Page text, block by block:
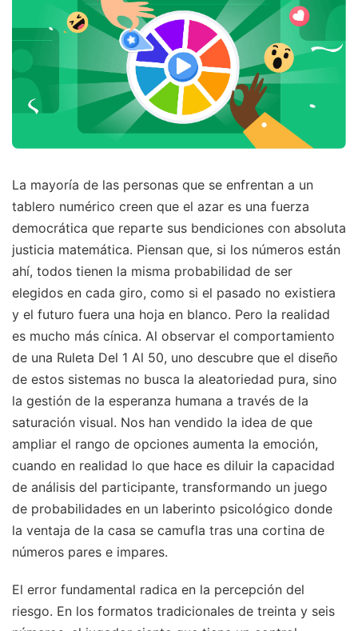
La mayoría de las personas que se enfrentan a un
tablero numérico creen que el azar es una fuerza
democrática que reparte sus bendiciones con absoluta
justicia matemática. Piensan que, si los números están
ahí, todos tienen la misma probabilidad de ser
elegidos en cada giro, como si el pasado no existiera
y el futuro fuera una hoja en blanco. Pero la realidad
es mucho más cínica. Al observar el comportamiento
de una Ruleta Del 1 Al 50, uno descubre que el diseño
de estos sistemas no busca la aleatoriedad pura, sino
la gestión de la esperanza humana a través de la
saturación visual. Nos han vendido la idea de que
ampliar el rango de opciones aumenta la emoción,
cuando en realidad lo que hace es diluir la capacidad
de análisis del participante, transformando un juego
de probabilidades en un laberinto psicológico donde
la ventaja de la casa se camufla tras una cortina de
números pares e impares.
El error fundamental radica en la percepción del
riesgo. En los formatos tradicionales de treinta y seis